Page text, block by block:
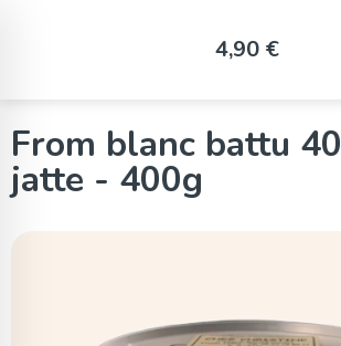
From blanc battu
jatte - 400g
4,90 €